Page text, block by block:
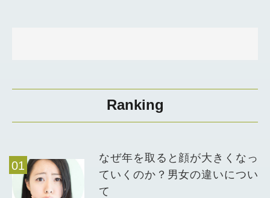
Ranking
なぜ年を取ると顔が大きくなっ
ていくのか？男女の違いについ
て